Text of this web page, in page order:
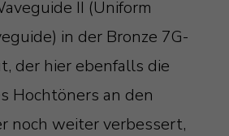
II (Uniform
in der Bronze 7G-
der hier ebenfalls die
Hochtöners an den
noch weiter verbessert,